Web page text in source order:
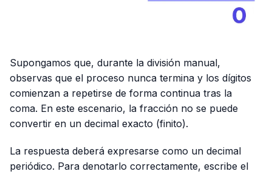
Supongamos que, durante la división manual,
observas que el proceso nunca termina y los dígitos
comienzan a repetirse de forma continua tras la
coma. En este escenario, la fracción no se puede
convertir en un decimal exacto (finito).
La respuesta deberá expresarse como un decimal
periódico. Para denotarlo correctamente, escribe el